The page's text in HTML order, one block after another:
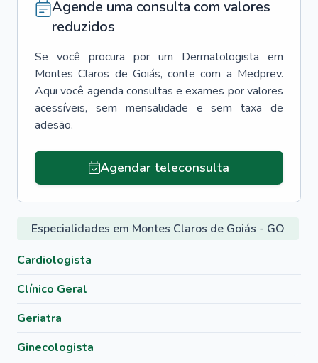
Agende uma consulta com valores
reduzidos
Se você procura por um Dermatologista em
Montes Claros de Goiás, conte com a Medprev.
Aqui você agenda consultas e exames por valores
acessíveis, sem mensalidade e sem taxa de
adesão.
Agendar teleconsulta
Especialidades em Montes Claros de Goiás - GO
Cardiologista
Clínico Geral
Geriatra
Ginecologista